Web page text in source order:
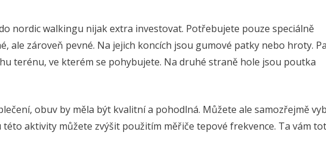
nordic walkingu nijak extra investovat. Potřebujete pouze speciálně
ale zároveň pevné. Na jejich koncích jsou gumové patky nebo hroty.
terénu, ve kterém se pohybujete. Na druhé straně hole jsou poutka
obuv by měla být kvalitní a pohodlná. Můžete ale samozřejmě
této aktivity můžete zvýšit použitím měřiče tepové frekvence. Ta vám